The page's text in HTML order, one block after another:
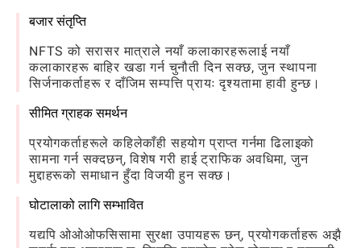
बजार संतृप्ति
NFTS को सरासर मात्राले नयाँ कलाकारहरूलाई नयाँ
कलाकारहरू बाहिर खडा गर्न चुनौती दिन सक्छ, जुन स्थापना
सिर्जनाकर्ताहरू र दाँजिम सम्पत्ति प्रायः दृश्यतामा हावी हुन्छ।
सीमित ग्राहक समर्थन
प्रयोगकर्ताहरूले कहिलेकाँही सहयोग प्राप्त गर्नमा ढिलाइको
सामना गर्न सक्दछन्, विशेष गरी हाई ट्राफिक अवधिमा, जुन
मुद्दाहरूको समाधान हुँदा विजयी हुन सक्छ।
घोटालाको लागि सम्भावित
यद्यपि ओओओफसिसामा सुरक्षा उपायहरू छन्, प्रयोगकर्ताहरू अझै